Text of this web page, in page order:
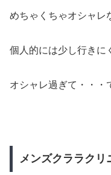
めちゃくちゃオシャレ
個人的には少し行きに
オシャレ過ぎて・・・
メンズクララクリ